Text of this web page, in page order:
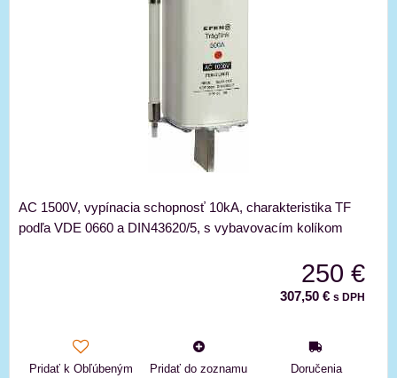
AC 1500V, vypínacia schopnosť 10kA, charakteristika TF
podľa VDE 0660 a DIN43620/5, s vybavovacím kolíkom
250 €
307,50 € s DPH
Pridať k Obľúbeným Pridať do zoznamu Doručenia